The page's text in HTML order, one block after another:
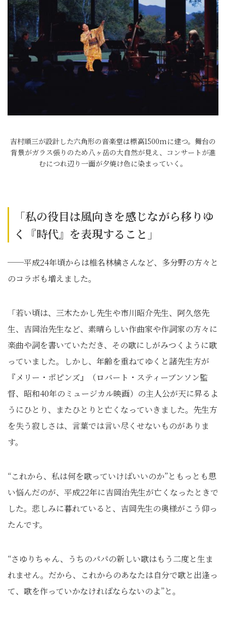
吉村順三が設計した六角形の音楽堂は標高1500mに建つ。舞台の
背景がガラス張りのため八ヶ岳の大自然が見え、コンサートが進
むにつれ辺り一面が夕焼け色に染まっていく。
「私の役目は風向きを感じながら移りゆ
く『時代』を表現すること」
──平成24年頃からは椎名林檎さんなど、多分野の方々と
のコラボも増えました。
「若い頃は、三木たかし先生や市川昭介先生、阿久悠先
生、吉岡治先生など、素晴らしい作曲家や作詞家の方々に
楽曲や詞を書いていただき、その歌にしがみつくように歌
っていました。しかし、年齢を重ねてゆくと諸先生方が
『メリー・ポピンズ』（ロバート・スティーブンソン監
督、昭和40年のミュージカル映画）の主人公が天に昇るよ
うにひとり、またひとりと亡くなっていきました。先生方
を失う寂しさは、言葉では言い尽くせないものがありま
す。
“これから、私は何を歌っていけばいいのか”ともっとも思
い悩んだのが、平成22年に吉岡治先生が亡くなったときで
した。悲しみに暮れていると、吉岡先生の奥様がこう仰っ
たんです。
“さゆりちゃん、うちのパパの新しい歌はもう二度と生ま
れません。だから、これからのあなたは自分で歌と出逢っ
て、歌を作っていかなければならないのよ”と。